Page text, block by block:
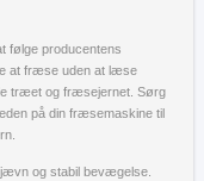
følge producentens
at fræse uden at læse
træet og fræsejernet. Sørg
på din fræsemaskine til
og stabil bevægelse.